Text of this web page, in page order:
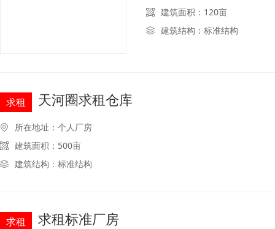
建筑面积：120亩
建筑结构：标准结构
求租 天河圈求租仓库
所在地址：个人厂房
建筑面积：500亩
建筑结构：标准结构
求租 求租标准厂房